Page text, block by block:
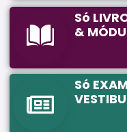
Só
&
Só